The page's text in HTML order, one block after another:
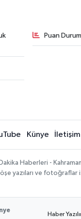
Puan
Künye İletişim
Haberleri -
yazıları ve fotoğraflar
Haber